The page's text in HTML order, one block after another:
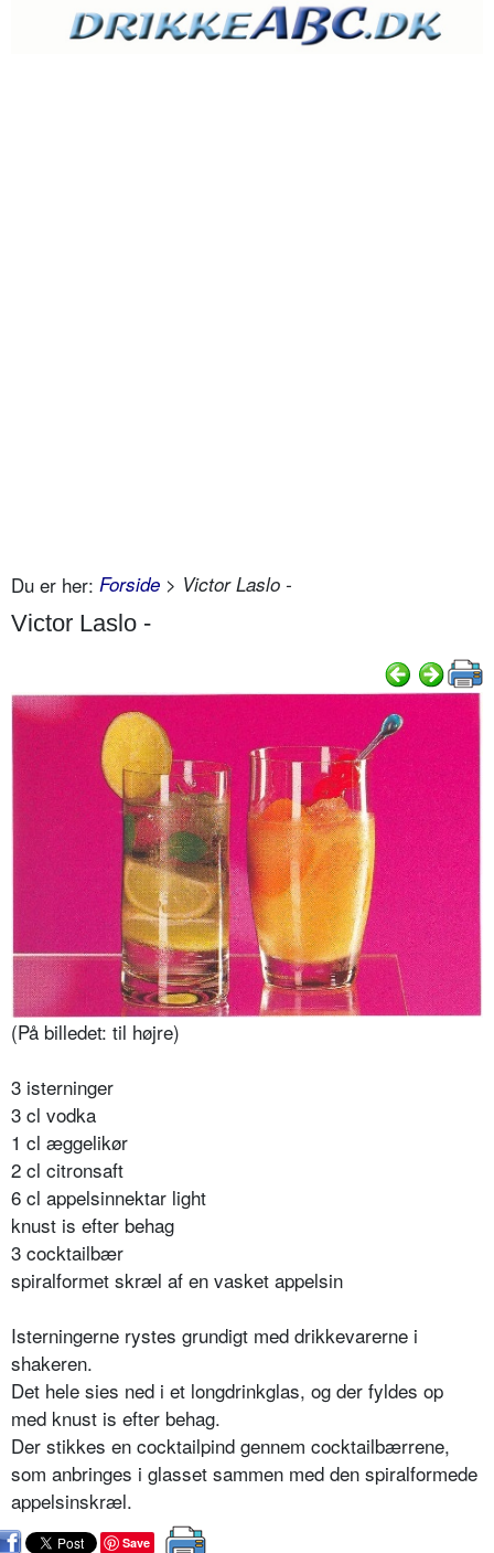
Du er her: Forside > Victor Laslo -
Victor Laslo -
(På billedet: til højre)
3 isterninger
3 cl vodka
1 cl æggelikør
2 cl citronsaft
6 cl appelsinnektar light
knust is efter behag
3 cocktailbær
spiralformet skræl af en vasket appelsin
Isterningerne rystes grundigt med drikkevarerne i
shakeren.
Det hele sies ned i et long­drinkglas, og der fyldes op
med knust is efter behag.
Der stikkes en cocktailpind gennem cocktailbærrene,
som anbringes i glasset sammen med den spiralformede
appelsinskræl.
Save